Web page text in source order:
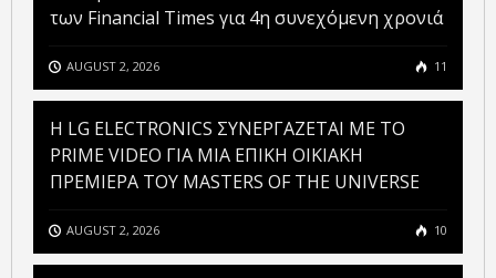
των Financial Times για 4η συνεχόμενη χρονιά
AUGUST 2, 2026 11
H LG ELECTRONICS ΣΥΝΕΡΓΑΖΕΤΑΙ ΜΕ ΤΟ
PRIME VIDEO ΓΙΑ ΜΙΑ ΕΠΙΚΗ ΟΙΚΙΑΚΗ
ΠΡΕΜΙΕΡΑ ΤΟΥ MASTERS OF THE UNIVERSE
AUGUST 2, 2026 10